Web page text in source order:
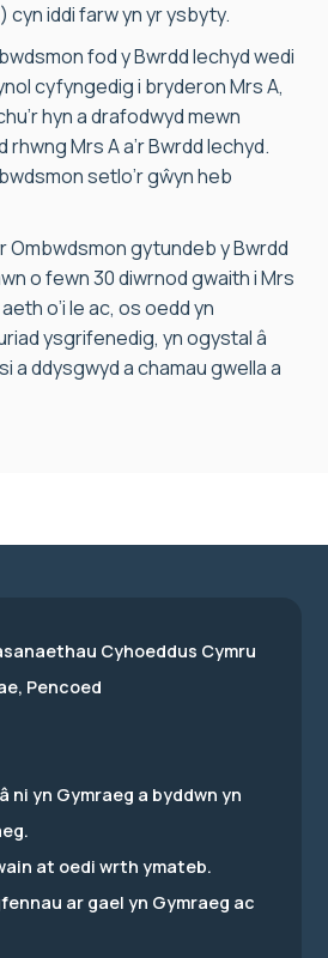
cyn iddi farw yn yr ysbyty.
fod y Bwrdd Iechyd wedi
cyfyngedig i bryderon Mrs A,
hyn a drafodwyd mewn
Mrs A a’r Bwrdd Iechyd.
setlo’r gŵyn heb
Ombwdsmon gytundeb y Bwrdd
o fewn 30 diwrnod gwaith i Mrs
o’i le ac, os oedd yn
ysgrifenedig, yn ogystal â
a ddysgwyd a chamau gwella a
Cyhoeddus Cymru
Pencoed
ni yn Gymraeg a byddwn yn
at oedi wrth ymateb.
ar gael yn Gymraeg ac